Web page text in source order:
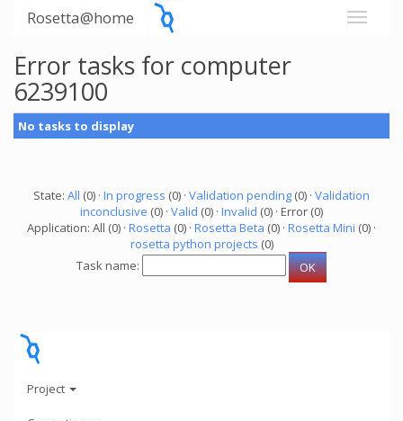
Rosetta@home
Error tasks for computer
6239100
No tasks to display
State: All (0) · In progress (0) · Validation pending (0) · Validation
inconclusive (0) · Valid (0) · Invalid (0) · Error (0)
Application: All (0) · Rosetta (0) · Rosetta Beta (0) · Rosetta Mini (0) ·
rosetta python projects (0)
Task name:
Project